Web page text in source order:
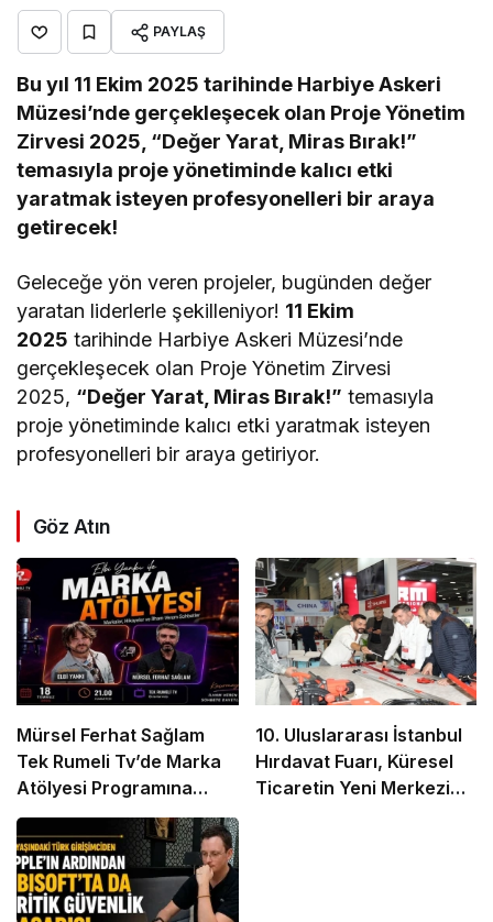
PAYLAŞ
Bu yıl 11 Ekim 2025 tarihinde Harbiye Askeri
Müzesi’nde gerçekleşecek olan Proje Yönetim
Zirvesi 2025, “Değer Yarat, Miras Bırak!”
temasıyla proje yönetiminde kalıcı etki
yaratmak isteyen profesyonelleri bir araya
getirecek!
Geleceğe yön veren projeler, bugünden değer
yaratan liderlerle şekilleniyor! 11 Ekim
2025 tarihinde Harbiye Askeri Müzesi’nde
gerçekleşecek olan Proje Yönetim Zirvesi
2025, “Değer Yarat, Miras Bırak!” temasıyla
proje yönetiminde kalıcı etki yaratmak isteyen
profesyonelleri bir araya getiriyor.
Göz Atın
Mürsel Ferhat Sağlam
Tek Rumeli Tv’de Marka
Atölyesi Programına
Konuk Oldu
10. Uluslararası İstanbul
Hırdavat Fuarı, Küresel
Ticaretin Yeni Merkezi